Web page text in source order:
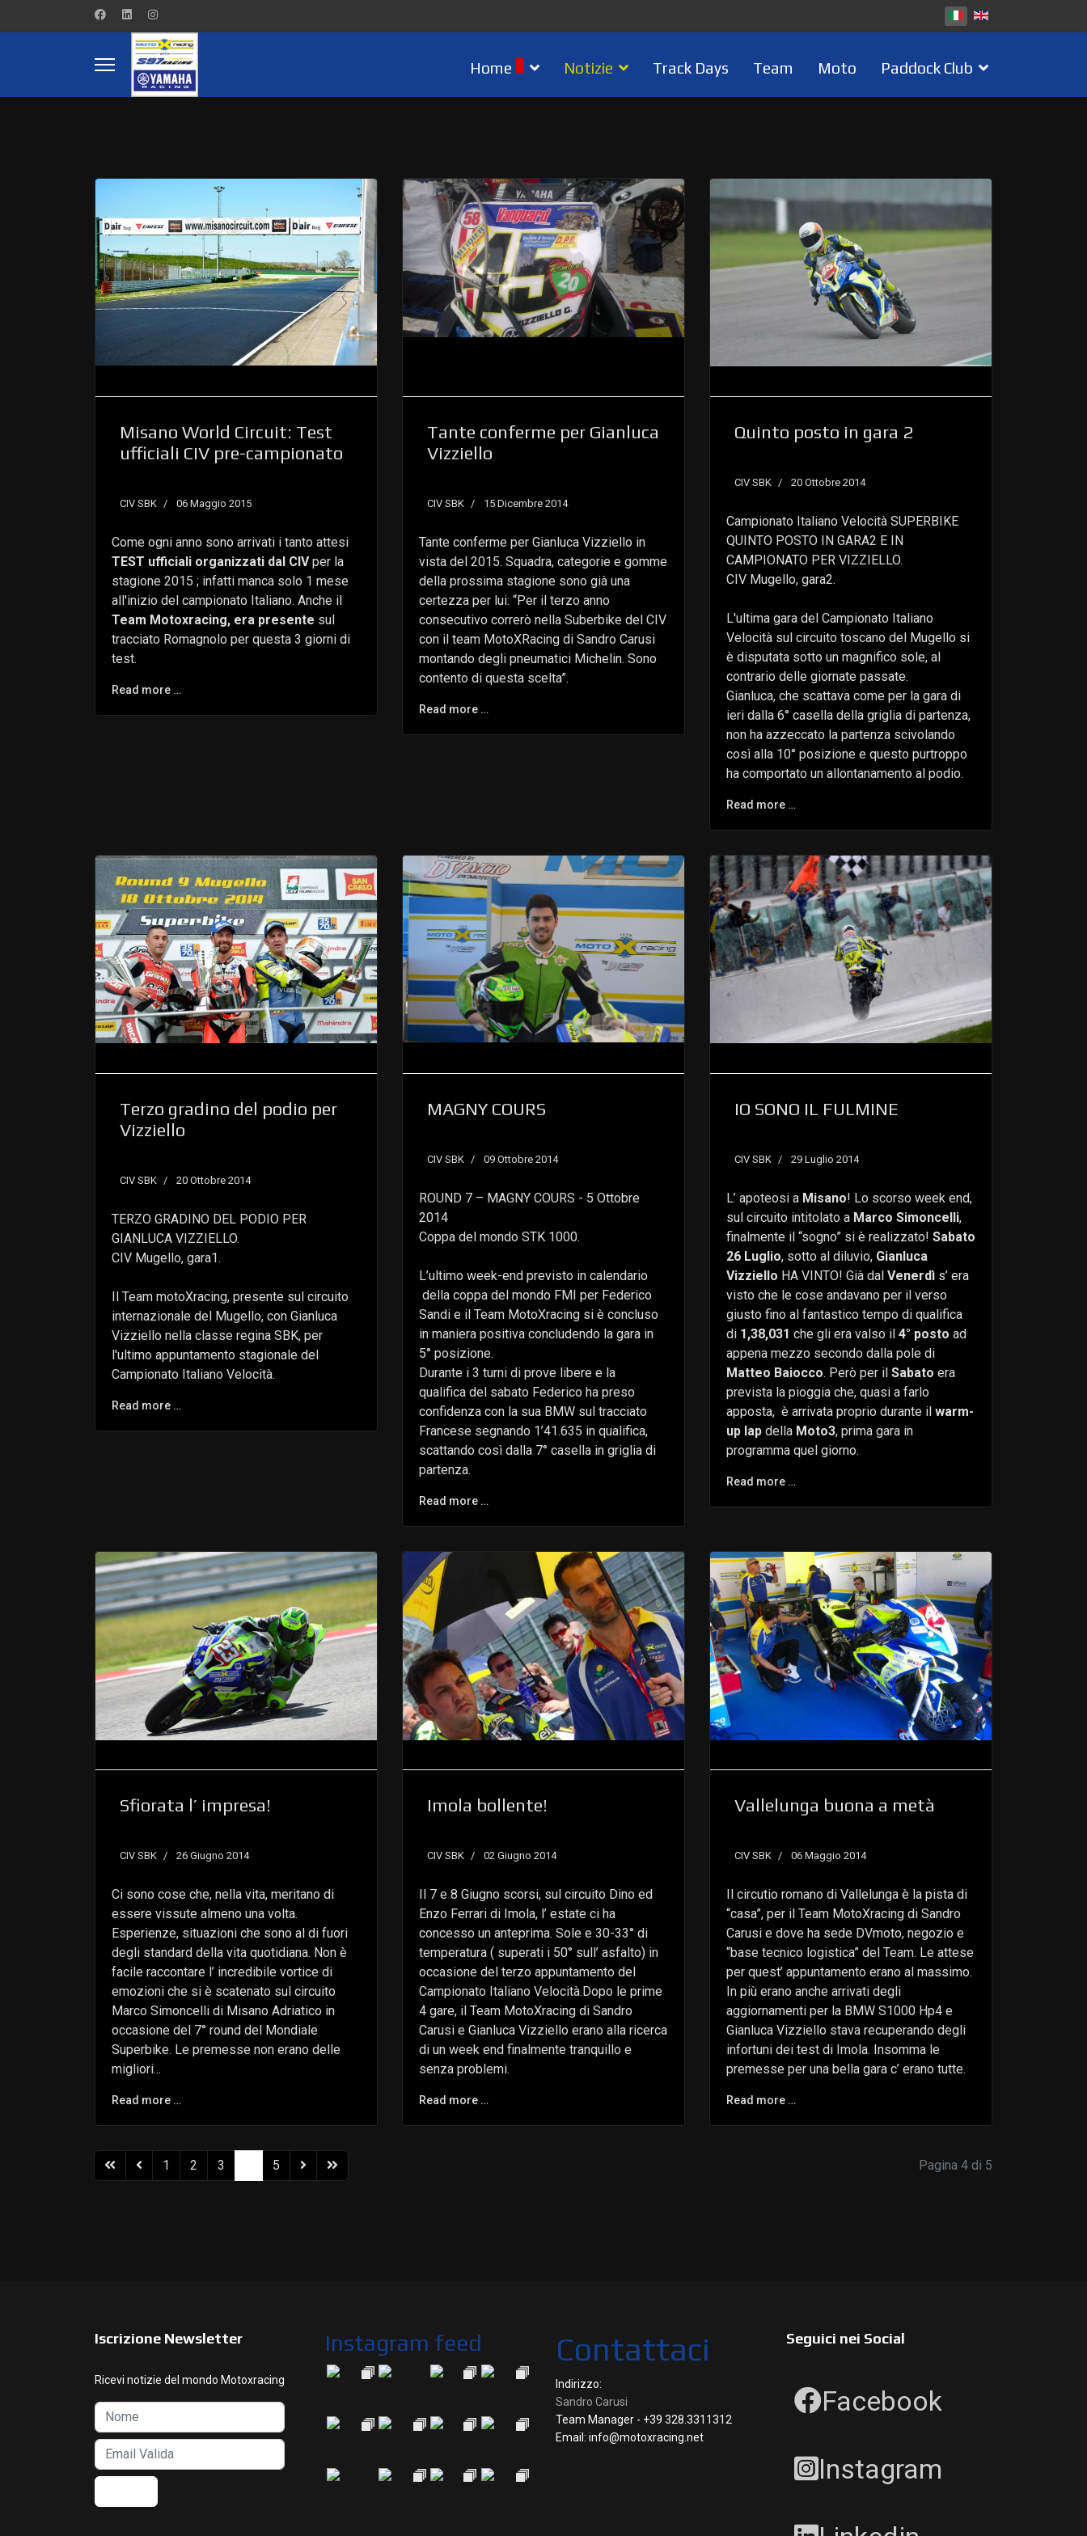
Home Notizie Track Days Team Moto Paddock Club
Misano World Circuit: Test
ufficiali CIV pre-campionato
CIV SBK 06 Maggio 2015
Come ogni anno sono arrivati i tanto attesi
TEST ufficiali organizzati dal CIVper la
stagione 2015 ; infatti manca solo 1 mese
all'inizio del campionato Italiano. Anche il
Team Motoxracing, era presente sul
tracciato Romagnolo per questa 3 giorni di
test.
Read more …
Tante conferme per Gianluca
Vizziello
CIV SBK 15 Dicembre 2014
Tante conferme per Gianluca Vizziello in
vista del 2015. Squadra, categorie e gomme
della prossima stagione sono già una
certezza per lui: “Per il terzo anno
consecutivo correrò nella Suberbike del CIV
con il team MotoXRacing di Sandro Carusi
montando degli pneumatici Michelin. Sono
contento di questa scelta”.
Read more …
Quinto posto in gara 2
CIV SBK 20 Ottobre 2014
Campionato Italiano Velocità SUPERBIKE
QUINTO POSTO IN GARA2 E IN
CAMPIONATO PER VIZZIELLO.
CIV Mugello, gara2.
L'ultima gara del Campionato Italiano
Velocità sul circuito toscano del Mugello si
è disputata sotto un magnifico sole, al
contrario delle giornate passate.
Gianluca, che scattava come per la gara di
ieri dalla 6° casella della griglia di partenza,
non ha azzeccato la partenza scivolando
così alla 10° posizione e questo purtroppo
ha comportato un allontanamento al podio.
Read more …
Terzo gradino del podio per
Vizziello
CIV SBK 20 Ottobre 2014
TERZO GRADINO DEL PODIO PER
GIANLUCA VIZZIELLO.
CIV Mugello, gara1.
Il Team motoXracing, presente sul circuito
internazionale del Mugello, con Gianluca
Vizziello nella classe regina SBK, per
l'ultimo appuntamento stagionale del
Campionato Italiano Velocità.
Read more …
MAGNY COURS
CIV SBK 09 Ottobre 2014
ROUND 7 – MAGNY COURS - 5 Ottobre
2014
Coppa del mondo STK 1000.
L’ultimo week-end previsto in calendario
della coppa del mondo FMI per Federico
Sandi e il Team MotoXracing si è concluso
in maniera positiva concludendo la gara in
5° posizione.
Durante i 3 turni di prove libere e la
qualifica del sabato Federico ha preso
confidenza con la sua BMW sul tracciato
Francese segnando 1’41.635 in qualifica,
scattando così dalla 7° casella in griglia di
partenza.
Read more …
IO SONO IL FULMINE
CIV SBK 29 Luglio 2014
L’ apoteosi a Misano! Lo scorso week end,
sul circuito intitolato a Marco Simoncelli,
finalmente il “sogno” si è realizzato! Sabato
26 Luglio, sotto al diluvio, Gianluca
Vizziello HA VINTO! Già dal Venerdì s’ era
visto che le cose andavano per il verso
giusto fino al fantastico tempo di qualifica
di 1,38,031 che gli era valso il 4° posto ad
appena mezzo secondo dalla pole di
Matteo Baiocco. Però per il Sabato era
prevista la pioggia che, quasi a farlo
apposta, è arrivata proprio durante il warm-
up lap della Moto3, prima gara in
programma quel giorno.
Read more …
Sfiorata l’ impresa!
CIV SBK 26 Giugno 2014
Ci sono cose che, nella vita, meritano di
essere vissute almeno una volta.
Esperienze, situazioni che sono al di fuori
degli standard della vita quotidiana. Non è
facile raccontare l’ incredibile vortice di
emozioni che si è scatenato sul circuito
Marco Simoncelli di Misano Adriatico in
occasione del 7° round del Mondiale
Superbike. Le premesse non erano delle
migliori...
Read more …
Imola bollente!
CIV SBK 02 Giugno 2014
Il 7 e 8 Giugno scorsi, sul circuito Dino ed
Enzo Ferrari di Imola, l’ estate ci ha
concesso un anteprima. Sole e 30-33° di
temperatura ( superati i 50° sull’ asfalto) in
occasione del terzo appuntamento del
Campionato Italiano Velocità.Dopo le prime
4 gare, il Team MotoXracing di Sandro
Carusi e Gianluca Vizziello erano alla ricerca
di un week end finalmente tranquillo e
senza problemi.
Read more …
Vallelunga buona a metà
CIV SBK 06 Maggio 2014
Il circutio romano di Vallelunga è la pista di
“casa”, per il Team MotoXracing di Sandro
Carusi e dove ha sede DVmoto, negozio e
“base tecnico logistica” del Team. Le attese
per quest’ appuntamento erano al massimo.
In più erano anche arrivati degli
aggiornamenti per la BMW S1000 Hp4 e
Gianluca Vizziello stava recuperando degli
infortuni dei test di Imola. Insomma le
premesse per una bella gara c’ erano tutte.
Read more …
1 2 3 5 Pagina 4 di 5
Iscrizione Newsletter
Ricevi notizie del mondo Motoxracing
Instagram feed Contattaci
Indirizzo:
Sandro Carusi
Team Manager - +39 328.3311312
Email: info@motoxracing.net
Seguici nei Social
Facebook
Instagram